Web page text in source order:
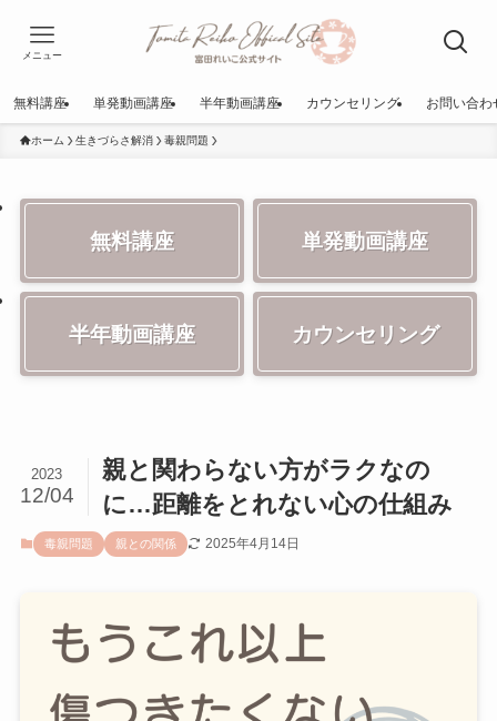
メニュー
無料講座 単発動画講座 半年動画講座 カウンセリング お問い合わ
ホーム 生きづらさ解消 毒親問題
無料講座 単発動画講座
半年動画講座 カウンセリング
親と関わらない方がラクなの
に…距離をとれない心の仕組み
2023
12/04
毒親問題 親との関係 2025年4月14日